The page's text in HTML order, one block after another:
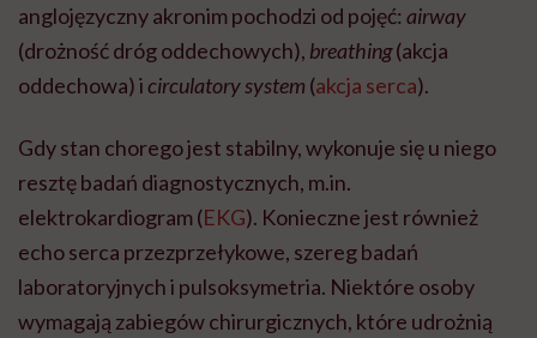
anglojęzyczny akronim pochodzi od pojęć: airway
(drożność dróg oddechowych), breathing(akcja
oddechowa) icirculatory system (akcja serca).
Gdy stan chorego jest stabilny, wykonuje się u niego
resztę badań diagnostycznych, m.in.
elektrokardiogram (EKG). Konieczne jest również
echo serca przezprzełykowe, szereg badań
laboratoryjnych i pulsoksymetria. Niektóre osoby
wymagają zabiegów chirurgicznych, które udrożnią